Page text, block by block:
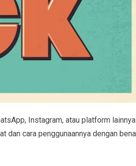
Instagram, atau platform
dan cara penggunaannya dengan